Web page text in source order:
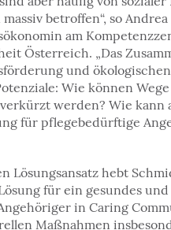
betroffen“, so
am
Österreich. „Das
und
Wie können
werden? Wie
für pflegebedürftige
Lösungsansatz hebt
für ein gesundes
in Caring
Maßnahmen